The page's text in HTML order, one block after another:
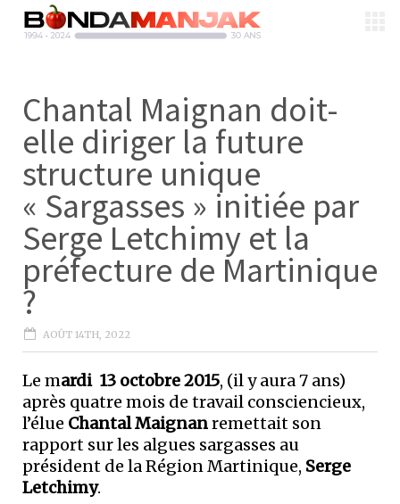
Chantal Maignan doit-
elle diriger la future
structure unique
« Sargasses » initiée par
Serge Letchimy et la
préfecture de Martinique
?
AOÛT 14TH, 2022
Le mardi 13 octobre 2015, (il y aura 7 ans)
après quatre mois de travail consciencieux,
l’élue Chantal Maignanremettait son
rapport sur les algues sargasses au
président de la Région Martinique, Serge
Letchimy.